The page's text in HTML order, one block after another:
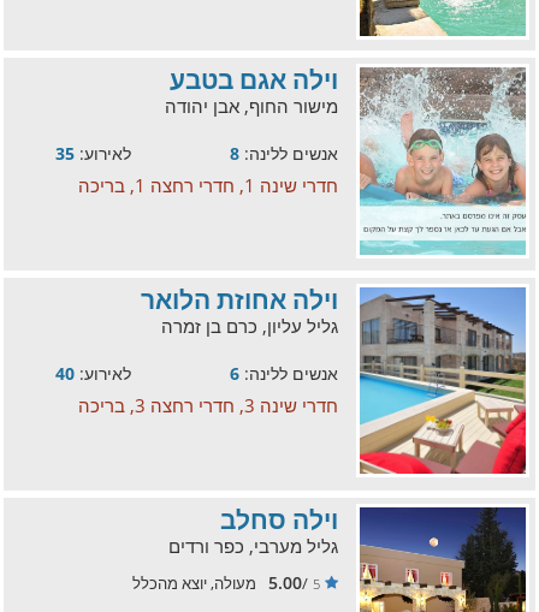
וילה אגם בטבע
מישור החוף, אבן יהודה
אנשים ללינה: 8 לאירוע: 35
חדרי שינה 1, חדרי רחצה 1, בריכה
וילה אחוזת הלואר
גליל עליון, כרם בן זמרה
אנשים ללינה: 6 לאירוע: 40
חדרי שינה 3, חדרי רחצה 3, בריכה
וילה סחלב
גליל מערבי, כפר ורדים
5
/
5.00 מעולה, יוצא מהכלל